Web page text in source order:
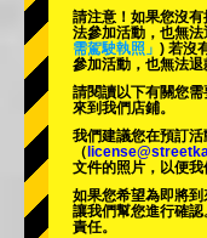
東京 淺草
沖繩
請注意！如果您沒
法參加活動，也無法
需駕駛執照」 ) 若沒
參加活動，也無法退
請閱讀以下有關您
來到我們店鋪。
我們建議您在預訂
（
文件的照片，以便我
如果您希望為即將
讓我們幫您進行確
責任。